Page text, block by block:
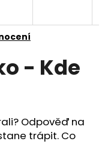
- Kde
Odpověď na
trápit. Co